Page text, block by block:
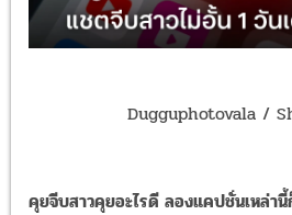
Dugguphotovala /
คุยจีบสาวคุยอะไรดี ลองแคปชั่นเหล่านี้